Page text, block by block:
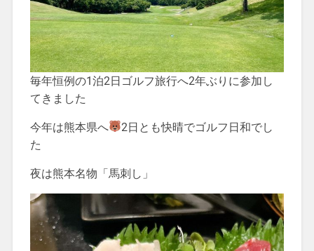
毎年恒例の1泊2日ゴルフ旅行へ2年ぶりに参加し
てきました
今年は熊本県へ
2日とも快晴でゴルフ日和でし
た
夜は熊本名物「馬刺し」